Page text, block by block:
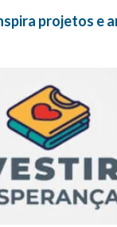
projetos e